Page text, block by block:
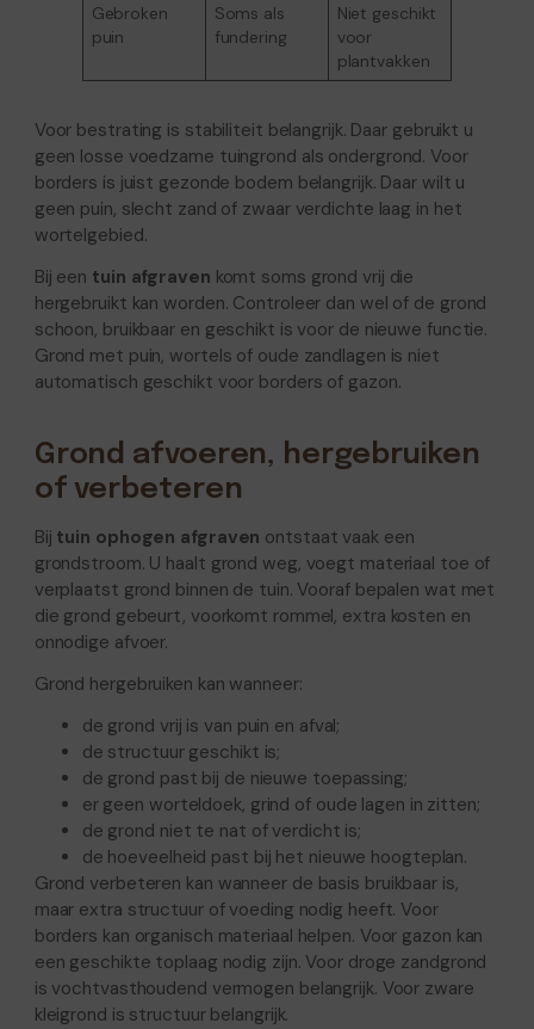
Gebroken
puin
Soms als
fundering
Niet geschikt
voor
plantvakken
Voor bestrating is stabiliteit belangrijk. Daar gebruikt u
geen losse voedzame tuingrond als ondergrond. Voor
borders is juist gezonde bodem belangrijk. Daar wilt u
geen puin, slecht zand of zwaar verdichte laag in het
wortelgebied.
Bij een tuin afgraven komt soms grond vrij die
hergebruikt kan worden. Controleer dan wel of de grond
schoon, bruikbaar en geschikt is voor de nieuwe functie.
Grond met puin, wortels of oude zandlagen is niet
automatisch geschikt voor borders of gazon.
Grond afvoeren, hergebruiken
of verbeteren
Bij tuin ophogen afgraven ontstaat vaak een
grondstroom. U haalt grond weg, voegt materiaal toe of
verplaatst grond binnen de tuin. Vooraf bepalen wat met
die grond gebeurt, voorkomt rommel, extra kosten en
onnodige afvoer.
Grond hergebruiken kan wanneer:
de grond vrij is van puin en afval;
de structuur geschikt is;
de grond past bij de nieuwe toepassing;
er geen worteldoek, grind of oude lagen in zitten;
de grond niet te nat of verdicht is;
de hoeveelheid past bij het nieuwe hoogteplan.
Grond verbeteren kan wanneer de basis bruikbaar is,
maar extra structuur of voeding nodig heeft. Voor
borders kan organisch materiaal helpen. Voor gazon kan
een geschikte toplaag nodig zijn. Voor droge zandgrond
is vochtvasthoudend vermogen belangrijk. Voor zware
kleigrond is structuur belangrijk.